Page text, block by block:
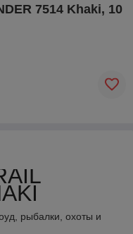
7514 Khaki, 10
рыбалки, охоты и